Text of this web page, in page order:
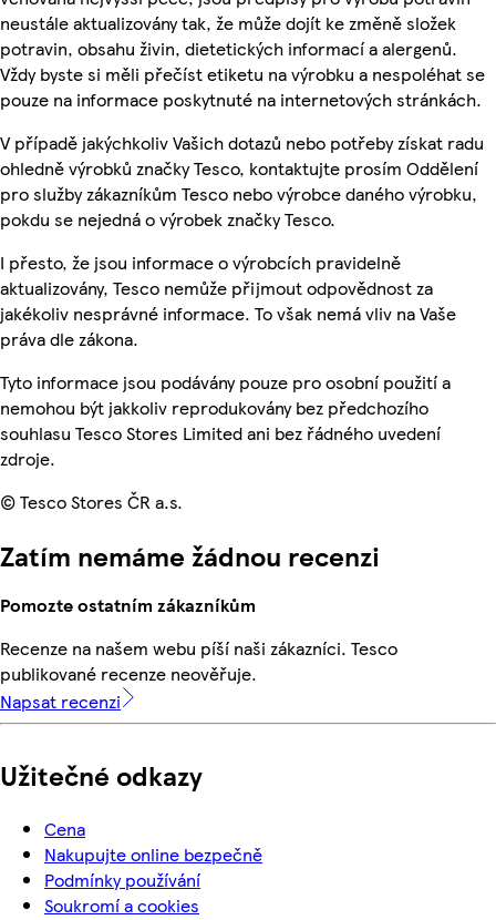
neustále aktualizovány tak, že může dojít ke změně složek
potravin, obsahu živin, dietetických informací a alergenů.
Vždy byste si měli přečíst etiketu na výrobku a nespoléhat se
pouze na informace poskytnuté na internetových stránkách.
V případě jakýchkoliv Vašich dotazů nebo potřeby získat radu
ohledně výrobků značky Tesco, kontaktujte prosím Oddělení
pro služby zákazníkům Tesco nebo výrobce daného výrobku,
pokdu se nejedná o výrobek značky Tesco.
I přesto, že jsou informace o výrobcích pravidelně
aktualizovány, Tesco nemůže přijmout odpovědnost za
jakékoliv nesprávné informace. To však nemá vliv na Vaše
práva dle zákona.
Tyto informace jsou podávány pouze pro osobní použití a
nemohou být jakkoliv reprodukovány bez předchozího
souhlasu Tesco Stores Limited ani bez řádného uvedení
zdroje.
© Tesco Stores ČR a.s.
Zatím nemáme žádnou recenzi
Pomozte ostatním zákazníkům
Recenze na našem webu píší naši zákazníci. Tesco
publikované recenze neověřuje.
Napsat recenzi
Užitečné odkazy
Cena
Nakupujte online bezpečně
Podmínky používání
Soukromí a cookies